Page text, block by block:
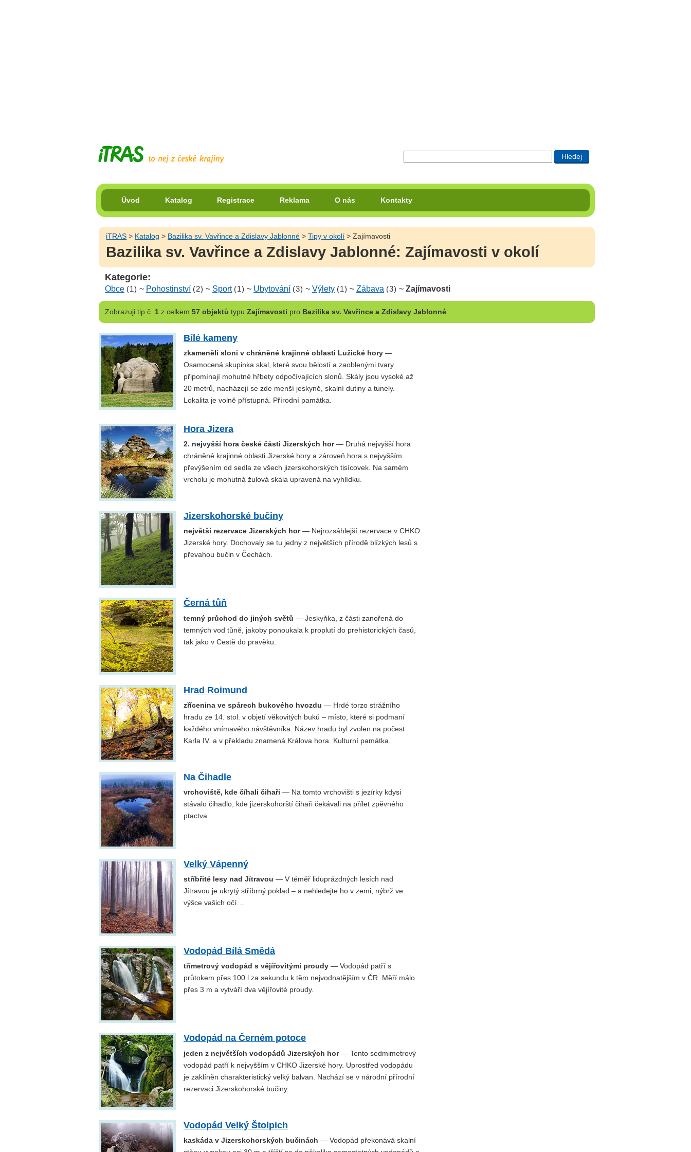
Úvod Katalog Registrace Reklama O nás Kontakty
iTRAS > Katalog > Bazilika sv. Vavřince a Zdislavy Jablonné >Tipy v okolí > Zajímavosti
Bazilika sv. Vavřince a Zdislavy Jablonné: Zajímavosti v okolí
Kategorie:
Obce (1) ~ Pohostinství (2) ~ Sport (1) ~ Ubytování (3) ~ Výlety (1) ~ Zábava (3) ~ Zajímavosti
Zobrazujitip č. 1z celkem 57 objektů typu Zajímavosti pro Bazilika sv. Vavřince a Zdislavy Jablonné:
Bílé kameny
zkamenělí sloni v chráněné krajinné oblasti Lužické hory —
Osamocená skupinka skal, které svou bělostí a zaoblenými tvary
připomínají mohutné hřbety odpočívajících slonů. Skály jsou vysoké až
20 metrů, nacházejí se zde menší jeskyně, skalní dutiny a tunely.
Lokalita je volně přístupná. Přírodní památka.
Hora Jizera
2. nejvyšší hora české části Jizerských hor— Druhá nejvyšší hora
chráněné krajinné oblasti Jizerské hory a zároveň hora s nejvyšším
převýšením od sedla ze všech jizerskohorských tisícovek. Na samém
vrcholu je mohutná žulová skála upravená na vyhlídku.
Jizerskohorské bučiny
největší rezervace Jizerských hor— Nejrozsáhlejší rezervace v CHKO
Jizerské hory. Dochovaly se tu jedny z největších přírodě blízkých lesů s
převahou bučin v Čechách.
Černá tůň
temný průchod do jiných světů — Jeskyňka, z části zanořená do
temných vod tůně, jakoby ponoukala k proplutí do prehistorických časů,
tak jako v Cestě do pravěku.
Hrad Roimund
zřícenina ve spárech bukového hvozdu — Hrdé torzo strážního
hradu ze 14. stol. v objetí věkovitých buků – místo, které si podmaní
každého vnímavého návštěvníka. Název hradu byl zvolen na počest
Karla IV. a v překladu znamená Králova hora. Kulturní památka.
Na Čihadle
vrchoviště, kde číhali čihaři — Na tomto vrchovišti s jezírky kdysi
stávalo čihadlo, kde jizerskohorští čihaři čekávali na přílet zpěvného
ptactva.
Velký Vápenný
stříbřité lesy nad Jítravou — V téměř liduprázdných lesích nad
Jítravou je ukrytý stříbrný poklad – a nehledejte ho v zemi, nýbrž ve
výšce vašich očí…
Vodopád Bílá Smědá
třímetrový vodopád s vějířovitými proudy — Vodopád patří s
průtokem přes 100 l za sekundu k těm nejvodnatějším v ČR. Měří málo
přes 3 m a vytváří dva vějířovité proudy.
Vodopád na Černém potoce
jeden z největších vodopádů Jizerských hor— Tento sedmimetrový
vodopád patří k nejvyšším v CHKO Jizerské hory. Uprostřed vodopádu
je zaklíněn charakteristický velký balvan. Nachází se v národní přírodní
rezervaci Jizerskohorské bučiny.
Vodopád Velký Štolpich
kaskáda v Jizerskohorských bučinách — Vodopád překonává skalní